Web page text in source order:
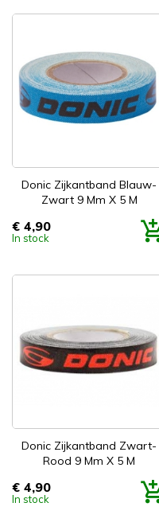
Donic Zijkantband Blauw-
Zwart 9 Mm X 5 M
Prijs
€ 4,90
In stock
Donic Zijkantband Zwart-
Rood 9 Mm X 5 M
Prijs
€ 4,90
In stock